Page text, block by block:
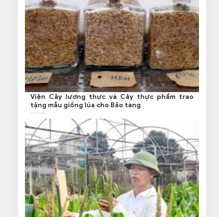
Viện Cây lương thực và Cây thực phẩm trao
tặng mẫu giống lúa cho Bảo tàng